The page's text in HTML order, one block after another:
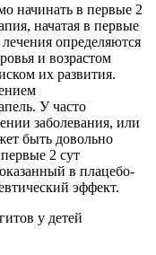
начинать в первые 2
начатая в первые
определяются
и возрастом
их развития.
У часто
заболевания, или
быть довольно
2 сут
в плацебо-
эффект.
у детей